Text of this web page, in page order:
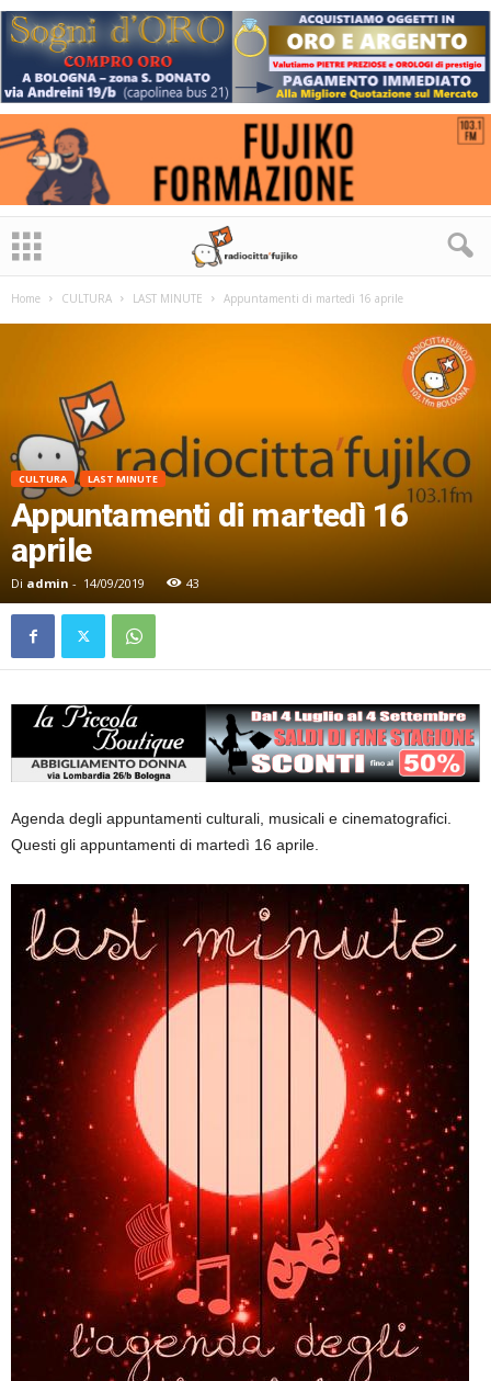
Home CULTURA LAST MINUTE Appuntamenti di martedì 16 aprile
CULTURA LAST MINUTE
Appuntamenti di martedì 16
aprile
Di admin - 14/09/2019 43
Agenda degli appuntamenti culturali, musicali e cinematografici.
Questi gli appuntamenti di martedì 16 aprile.